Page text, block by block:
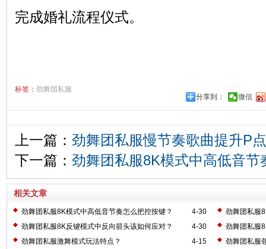
完成婚礼流程仪式。
标签： 劲舞团私服
分享到：
微信
上一篇： 劲舞团私服慢节奏歌曲提升P
下一篇： 劲舞团私服8K模式中高低音节
相关文章
4-30
劲舞团私服8K模式中高低音节奏怎么把控按键？
劲舞团私服
4-30
劲舞团私服8K反键模式中反向箭头该如何应对？
劲舞团私服
4-15
劲舞团私服激舞模式玩法特点？
劲舞团私服